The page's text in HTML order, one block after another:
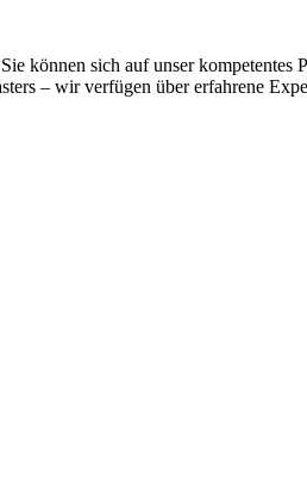
können sich auf unser
– wir verfügen über erfahrene